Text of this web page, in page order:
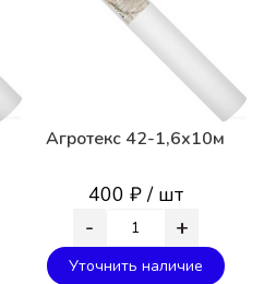
Агротекс 42-1,6х10м
400 ₽ / шт
- +
Уточнить наличие